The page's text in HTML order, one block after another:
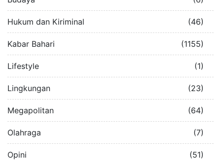
Hukum dan Kiriminal (46)
Kabar Bahari (1155)
Lifestyle (1)
Lingkungan (23)
Megapolitan (64)
Olahraga (7)
Opini (51)